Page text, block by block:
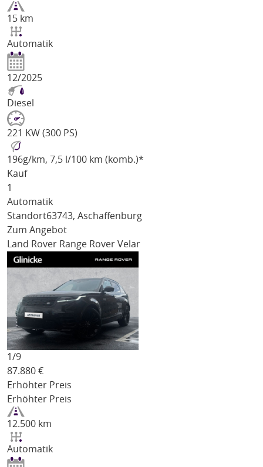
15 km
Automatik
12/2025
Diesel
221 KW (300 PS)
196g/km, 7,5 l/100 km (komb.)*
Kauf
1
Automatik
Standort63743, Aschaffenburg
Zum Angebot
Land Rover Range Rover Velar
1/9
87.880 €
Erhöhter Preis
Erhöhter Preis
12.500 km
Automatik